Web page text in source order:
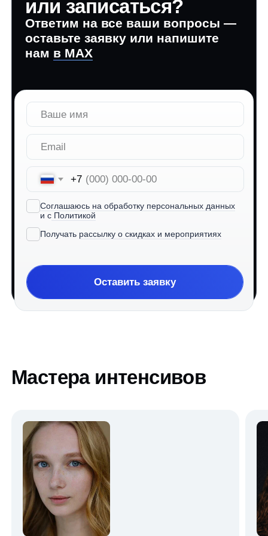
Кинопоиск →
детей: «А зори здесь тихие», «Тройка
с минусом»
Программа интенсива
Интенсивы проходят
с понедельника по пятницу
с 11:00 до 17:00
День 1 — Погружение
в актерское мастерство.
Первый шаг к свободе
Что будем делать: познакомимся
и работу с партнером, чтобы каждый
чувствовал себя комфортно в творческой
День 2 — Работа с камерой
и сценическая речь. Учимся
говорить и выглядеть
убедительно
День 3 — Персонаж
и эмоции. Учимся